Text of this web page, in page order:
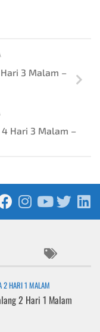
3 Malam –
Hari 3 Malam –
2 HARI 1 MALAM
2 Hari 1 Malam